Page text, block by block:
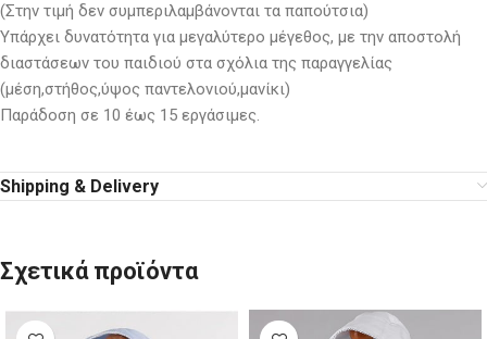
(Στην τιμή δεν συμπεριλαμβάνονται τα παπούτσια)
Υπάρχει δυνατότητα για μεγαλύτερο μέγεθος, με την αποστολή
διαστάσεων του παιδιού στα σχόλια της παραγγελίας
(μέση,στήθος,ύψος παντελονιού,μανίκι)
Παράδοση σε 10 έως 15 εργάσιμες.
Shipping & Delivery
Σχετικά προϊόντα